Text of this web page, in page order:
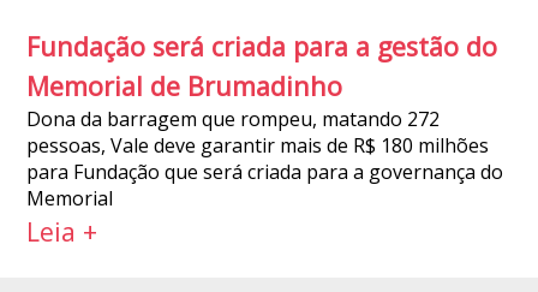
Fundação será criada para a gestão do
Memorial de Brumadinho
Dona da barragem que rompeu, matando 272
pessoas, Vale deve garantir mais de R$ 180 milhões
para Fundação que será criada para a governança do
Memorial
Leia +